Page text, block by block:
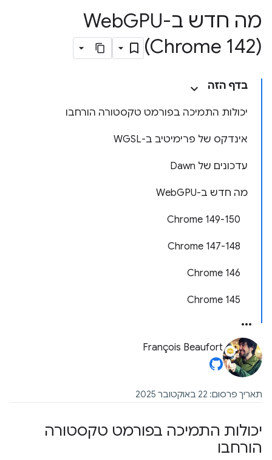
מה חדש ב-Web
(Chrome 142)
בדף הזה
יכולות התמיכה בפורמט טקסטורה הורחבו
אינדקס של פרימיטיב ב-WGSL
עדכונים של Dawn
מה חדש ב-WebGPU
‫Chrome 149-150
‫Chrome 147-148
Chrome 146
Chrome 145
François Beaufort
תאריך פרסום: 22 באוקטובר 2025
יכולות התמיכה בפורמט טקסטורה
הורחבו